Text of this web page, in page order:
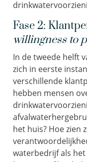
Fase 2:
willingness to
In de tweede helft
zich in eerste
verschillende
hebben mensen
het huis? Hoe zien
waterbedrijf als